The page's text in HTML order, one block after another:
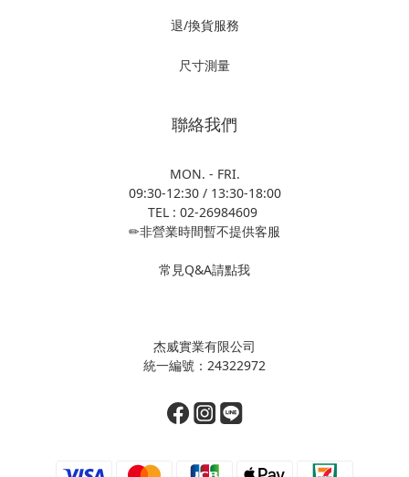
退/換貨服務
尺寸測量
聯絡我們
MON. - FRI.
09:30-12:30 / 13:30-18:00
TEL : 02-26984609
✏非營業時間暫不提供客服
常見Q&A請點我
杰威實業有限公司
統一編號：24322972